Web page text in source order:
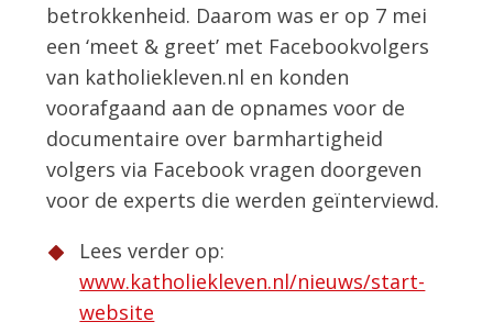
betrokkenheid. Daarom was er op 7 mei
een ‘meet & greet’ met Facebookvolgers
van katholiekleven.nl en konden
voorafgaand aan de opnames voor de
documentaire over barmhartigheid
volgers via Facebook vragen doorgeven
voor de experts die werden geïnterviewd.
Lees verder op:
www.katholiekleven.nl/nieuws/start-
website